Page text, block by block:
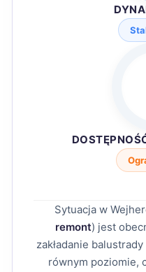
Sytuacja w
remont) jest
zakładanie
równym poziomie,